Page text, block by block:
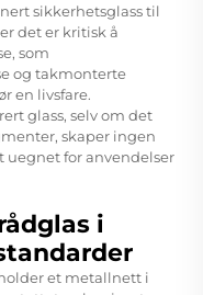
sikkerhetsglass til
det er kritisk å
som
og takmonterte
en livsfare.
glass, selv om det
skaper ingen
uegnet for anvendelser
i
et metallnett i